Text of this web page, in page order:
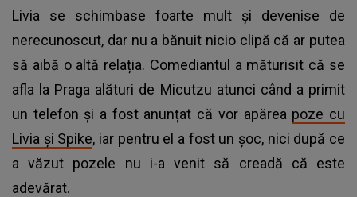
Livia se schimbase foarte mult și devenise de
nerecunoscut, dar nu a bănuit nicio clipă că ar putea
să aibă o altă relația. Comediantul a măturisit că se
afla la Praga alături de Micutzu atunci când a primit
un telefon și a fost anunțat că vor apărea poze cu
Livia și Spike, iar pentru el a fost un șoc, nici după ce
a văzut pozele nu i-a venit să creadă că este
adevărat.